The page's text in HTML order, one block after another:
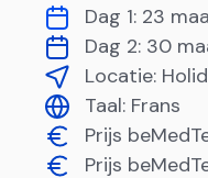
Dag 1: 23
Dag 2: 30
Locatie:
Taal: Frans
Prijs
Prijs